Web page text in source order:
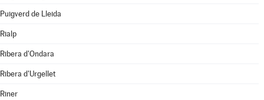
Puigverd de Lleida
Rialp
Ribera d'Ondara
Ribera d'Urgellet
Riner